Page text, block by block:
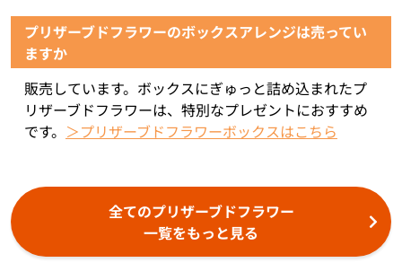
プリザーブドフラワーのボックスアレンジは売ってい
ますか
販売しています。ボックスにぎゅっと詰め込まれたプ
リザーブドフラワーは、特別なプレゼントにおすすめ
です。 ＞プリザーブドフラワーボックスはこちら
全てのプリザーブドフラワー
一覧をもっと見る